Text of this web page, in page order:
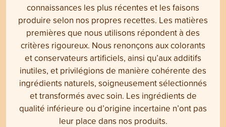
connaissances les plus récentes et les faisons
produire selon nos propres recettes. Les matières
premières que nous utilisons répondent à des
critères rigoureux. Nous renonçons aux colorants
et conservateurs artificiels, ainsi qu’aux additifs
inutiles, et privilégions de manière cohérente des
ingrédients naturels, soigneusement sélectionnés
et transformés avec soin. Les ingrédients de
qualité inférieure ou d’origine incertaine n’ont pas
leur place dans nos produits.